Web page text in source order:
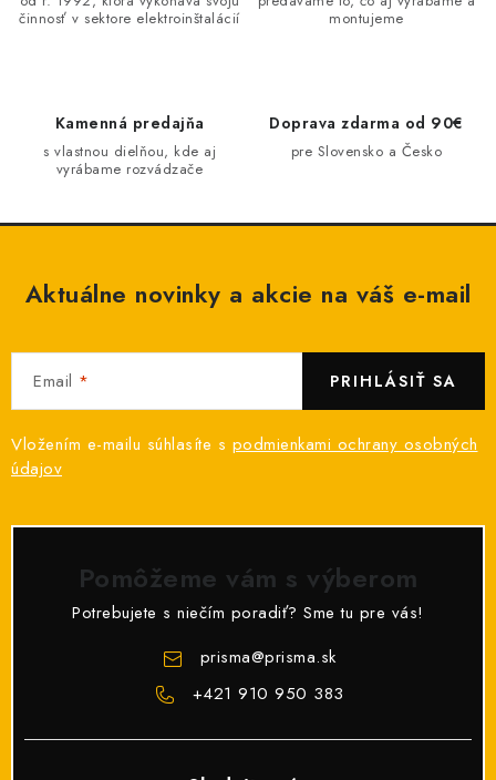
c
y
i
u
činnosť v sektore elektroinštalácií
montujeme
Kamenná predajňa
s vlastnou dielňou, kde aj
vyrábame rozvádzače
Doprava zdarma od 90€
pre Slovensko a Česko
Aktuálne novinky a akcie na váš e-mail
Email
Vložením e-mailu súhlasíte s podmienkami ochrany osobných
údajov
PRIHLÁSIŤ SA
Pomôžeme vám s výberom
Potrebujete s niečím poradiť? Sme tu pre vás!
prisma@prisma.sk
+421 910 950 383